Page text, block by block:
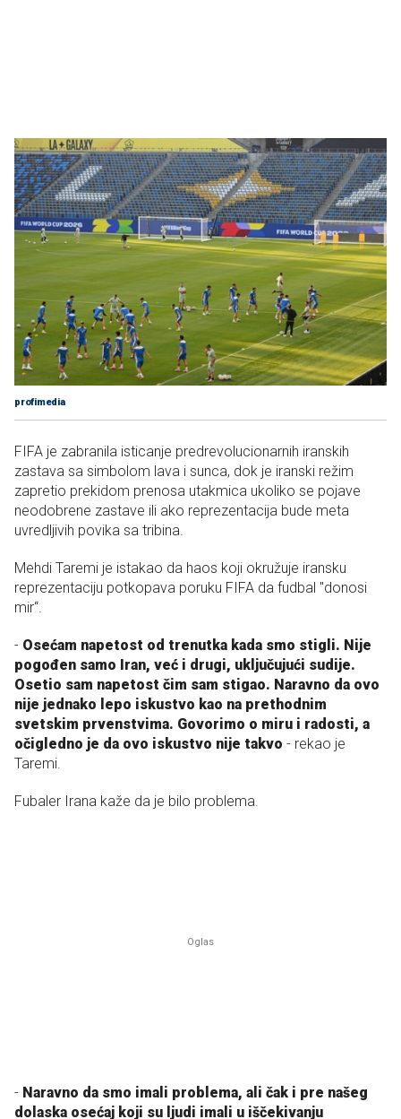
profimedia
FIFA je zabranila isticanje predrevolucionarnih iranskih
zastava sa simbolom lava i sunca, dok je iranski režim
zapretio prekidom prenosa utakmica ukoliko se pojave
neodobrene zastave ili ako reprezentacija bude meta
uvredljivih povika sa tribina.
Mehdi Taremi je istakao da haos koji okružuje iransku
reprezentaciju potkopava poruku FIFA da fudbal "donosi
mir“.
- Osećam napetost od trenutka kada smo stigli. Nije
pogođen samo Iran, već i drugi, uključujući sudije.
Osetio sam napetost čim sam stigao. Naravno da ovo
nije jednako lepo iskustvo kao na prethodnim
svetskim prvenstvima. Govorimo o miru i radosti, a
očigledno je da ovo iskustvo nije takvo - rekao je
Taremi.
Fubaler Irana kaže da je bilo problema.
- Naravno da smo imali problema, ali čak i pre našeg
dolaska osećaj koji su ljudi imali u iščekivanju